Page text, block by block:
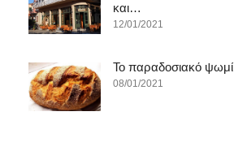
και…
12/01/2021
To παραδοσιακό ψωμί
08/01/2021